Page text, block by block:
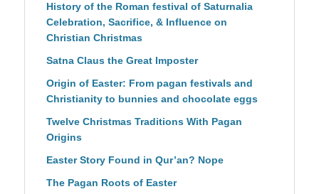
History of the Roman festival of Saturnalia
Celebration, Sacrifice, & Influence on
Christian Christmas
Satna Claus the Great Imposter
Origin of Easter: From pagan festivals and
Christianity to bunnies and chocolate eggs
Twelve Christmas Traditions With Pagan
Origins
Easter Story Found in Qur’an? Nope
The Pagan Roots of Easter